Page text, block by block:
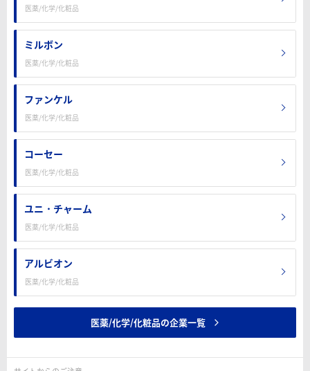
医薬/化学/化粧品
ミルボン
医薬/化学/化粧品
ファンケル
医薬/化学/化粧品
コーセー
医薬/化学/化粧品
ユニ・チャーム
医薬/化学/化粧品
アルビオン
医薬/化学/化粧品
医薬/化学/化粧品の企業一覧